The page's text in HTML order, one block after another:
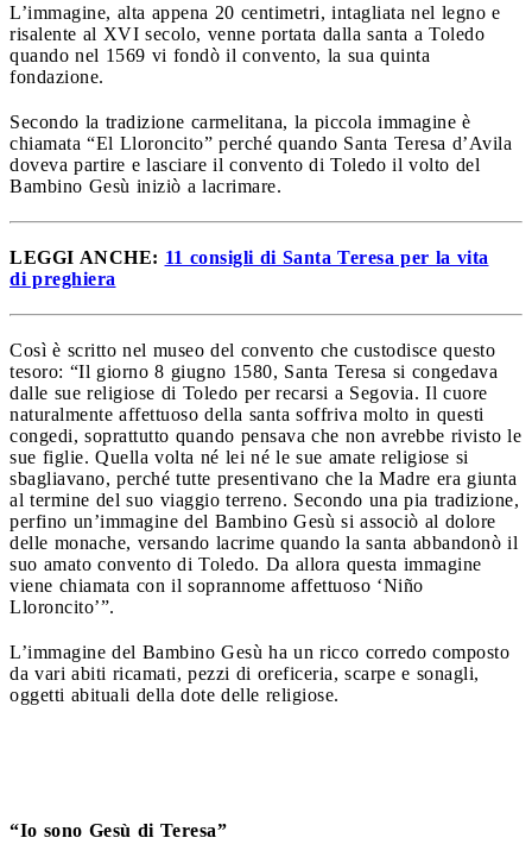
L’immagine, alta appena 20 centimetri, intagliata nel legno e
risalente al XVI secolo, venne portata dalla santa a Toledo
quando nel 1569 vi fondò il convento, la sua quinta
fondazione.
Secondo la tradizione carmelitana, la piccola immagine è
chiamata “El Lloroncito” perché quando Santa Teresa d’Avila
doveva partire e lasciare il convento di Toledo il volto del
Bambino Gesù iniziò a lacrimare.
LEGGI ANCHE: 11 consigli di Santa Teresa per la vita
di preghiera
Così è scritto nel museo del convento che custodisce questo
tesoro: “Il giorno 8 giugno 1580, Santa Teresa si congedava
dalle sue religiose di Toledo per recarsi a Segovia. Il cuore
naturalmente affettuoso della santa soffriva molto in questi
congedi, soprattutto quando pensava che non avrebbe rivisto le
sue figlie. Quella volta né lei né le sue amate religiose si
sbagliavano, perché tutte presentivano che la Madre era giunta
al termine del suo viaggio terreno. Secondo una pia tradizione,
perfino un’immagine del Bambino Gesù si associò al dolore
delle monache, versando lacrime quando la santa abbandonò il
suo amato convento di Toledo. Da allora questa immagine
viene chiamata con il soprannome affettuoso ‘Niño
Lloroncito’”.
L’immagine del Bambino Gesù ha un ricco corredo composto
da vari abiti ricamati, pezzi di oreficeria, scarpe e sonagli,
oggetti abituali della dote delle religiose.
“Io sono Gesù di Teresa”